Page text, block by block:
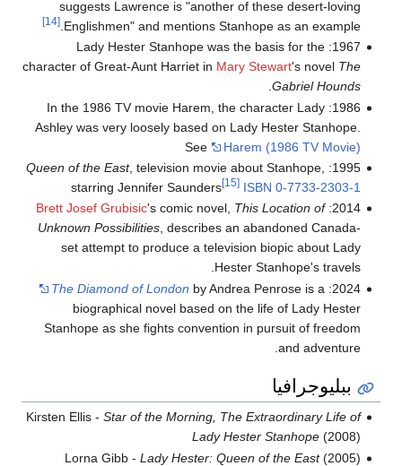
suggests Lawrence is "another of these desert-loving
Englishmen" and mentions Stanhope as an example.
[14]
1967: Lady Hester Stanhope was the basis for the
character of Great-Aunt Harriet in Mary Stewart's novel The
Gabriel Hounds
.
1986: In the 1986 TV movie Harem, the character Lady
Ashley was very loosely based on Lady Hester Stanhope.
See
Harem (1986 TV Movie)
1995:
Queen of the East, television movie about Stanhope,
starring Jennifer Saunders
[15] ISBN 0-7733-2303-1
2014:
Brett Josef Grubisic's comic novel, This Location of
Unknown Possibilities, describes an abandoned Canada-
set attempt to produce a television biopic about Lady
Hester Stanhope's travels.
2024:
The Diamond of London by Andrea Penrose is a
biographical novel based on the life of Lady Hester
Stanhope as she fights convention in pursuit of freedom
and adventure.
ببليوجرافيا
Kirsten Ellis - Star of the Morning, The Extraordinary Life of
Lady Hester Stanhope(2008)
Lorna Gibb - Lady Hester: Queen of the East(2005)